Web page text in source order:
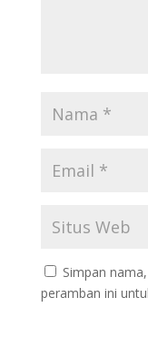
Simpan
peramban ini